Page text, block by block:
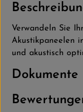
Verwandeln Sie
Akustikpaneelen
und akustisch
Dokumente